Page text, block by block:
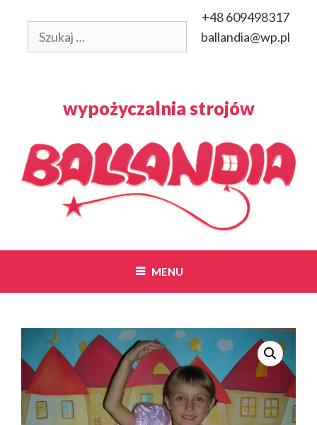
treści
+48 609498317
ballandia@wp.pl
wypożyczalnia strojów
MENU